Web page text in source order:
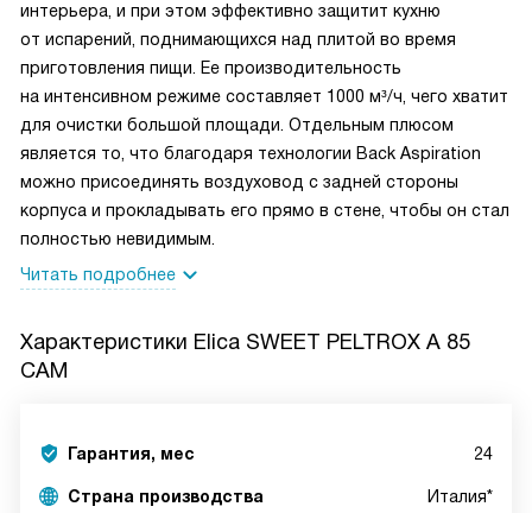
интерьера, и при этом эффективно защитит кухню
от испарений, поднимающихся над плитой во время
приготовления пищи. Ее производительность
на интенсивном режиме составляет 1000 м³/ч, чего хватит
для очистки большой площади. Отдельным плюсом
является то, что благодаря технологии Back Aspiration
можно присоединять воздуховод с задней стороны
корпуса и прокладывать его прямо в стене, чтобы он стал
полностью невидимым.
Читать подробнее
Характеристики Elica SWEET PELTROX A 85
CAM
Гарантия, мес 24
Страна производства Италия*